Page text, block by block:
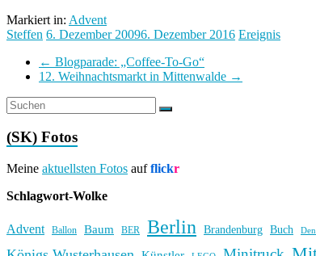
Markiert in: Advent
Steffen 6. Dezember 20096. Dezember 2016 Ereignis
← Blogparade: „Coffee-To-Go“
12. Weihnachtsmarkt in Mittenwalde →
(SK) Fotos
Meine aktuellsten Fotos aufflickr
Schlagwort-Wolke
Advent Ballon Baum BER Berlin Brandenburg Buch